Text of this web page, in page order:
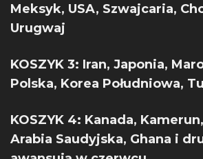
Meksyk, USA, Szwajcaria,
Urugwaj
KOSZYK 3: Iran, Japonia,
Polska, Korea Południowa,
KOSZYK 4: Kanada,
Arabia Saudyjska, Ghana i